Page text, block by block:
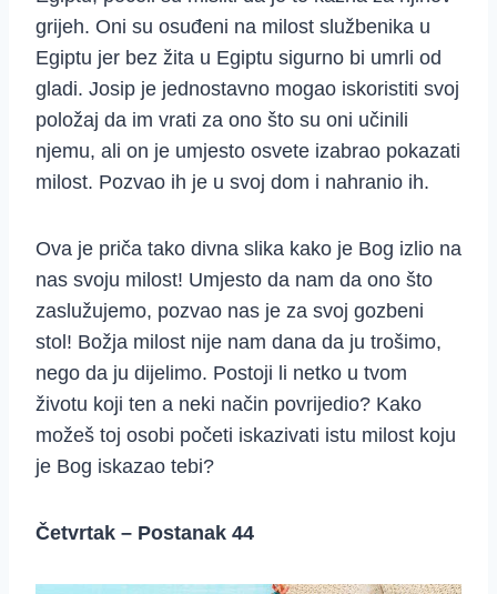
grijeh. Oni su osuđeni na milost službenika u
Egiptu jer bez žita u Egiptu sigurno bi umrli od
gladi. Josip je jednostavno mogao iskoristiti svoj
položaj da im vrati za ono što su oni učinili
njemu, ali on je umjesto osvete izabrao pokazati
milost. Pozvao ih je u svoj dom i nahranio ih.
Ova je priča tako divna slika kako je Bog izlio na
nas svoju milost! Umjesto da nam da ono što
zaslužujemo, pozvao nas je za svoj gozbeni
stol! Božja milost nije nam dana da ju trošimo,
nego da ju dijelimo. Postoji li netko u tvom
životu koji ten a neki način povrijedio? Kako
možeš toj osobi početi iskazivati istu milost koju
je Bog iskazao tebi?
Četvrtak – Postanak 44